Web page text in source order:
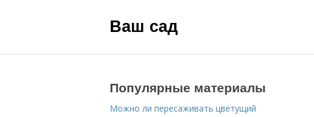
Ваш сад
Популярные материалы
Можно ли пересаживать цветущий